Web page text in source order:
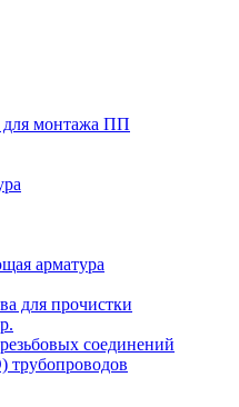
монтажа ПП
арматура
для прочистки
соединений